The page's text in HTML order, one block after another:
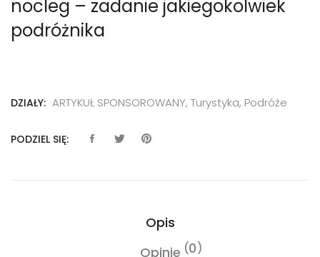
nocleg – zadanie jakiegokolwiek
podróżnika
DZIAŁY: ARTYKUŁ SPONSOROWANY, Turystyka, Podróże
PODZIEL SIĘ:
Opis
Opinie 0